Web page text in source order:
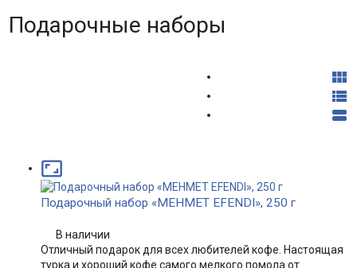
Подарочные наборы




Подарочный набор «MEHMET EFENDI», 250 г
В наличии
Отличный подарок для всех любителей кофе. Настоящая
турка и хороший кофе самого мелкого помола от